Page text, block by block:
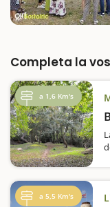
Completa la
a 1,6 Km's
a 5,5 Km's